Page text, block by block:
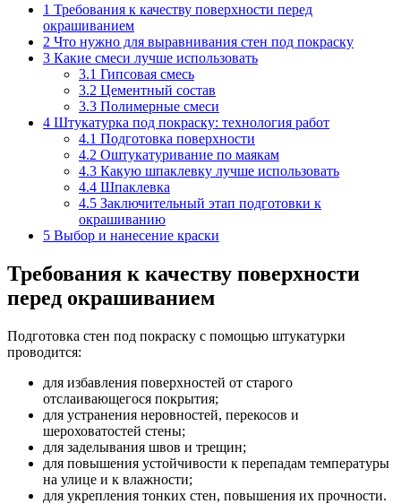
1 Требования к качеству поверхности перед
окрашиванием
2 Что нужно для выравнивания стен под покраску
3 Какие смеси лучше использовать
3.1 Гипсовая смесь
3.2 Цементный состав
3.3 Полимерные смеси
4 Штукатурка под покраску: технология работ
4.1 Подготовка поверхности
4.2 Оштукатуривание по маякам
4.3 Какую шпаклевку лучше использовать
4.4 Шпаклевка
4.5 Заключительный этап подготовки к
окрашиванию
5 Выбор и нанесение краски
Требования к качеству поверхности
перед окрашиванием
Подготовка стен под покраску с помощью штукатурки
проводится:
для избавления поверхностей от старого
отслаивающегося покрытия;
для устранения неровностей, перекосов и
шероховатостей стены;
для заделывания швов и трещин;
для повышения устойчивости к перепадам температуры
на улице и к влажности;
для укрепления тонких стен, повышения их прочности.